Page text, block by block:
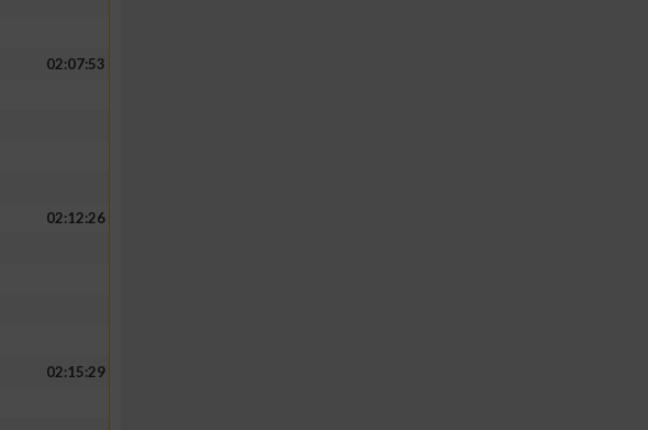
02:07:53
02:12:26
02:15:29